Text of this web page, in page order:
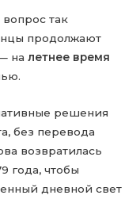
так
продолжают
— налетнее время
решения
без перевода
возвратилась
года, чтобы
дневной свет